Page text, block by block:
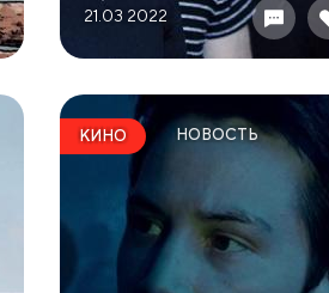
21.03 2022
КИНО НОВОСТЬ